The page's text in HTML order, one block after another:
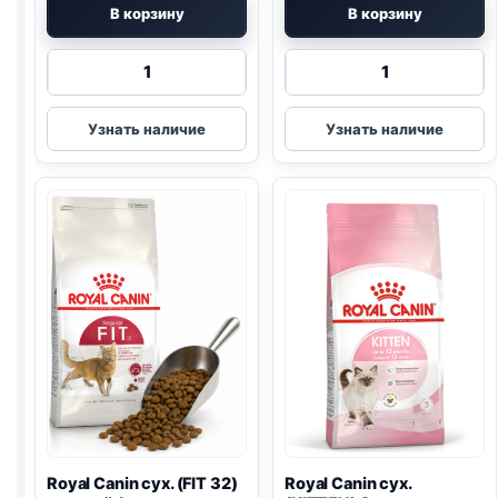
В корзину
Количество
Royal
Canin
Vet
HYPOALLERGENIC
Узнать наличие
В корзину
Количество
Royal
Canin
сух.
BABYCAT)
2кг
Узнать наличие
Royal Canin сух. (FIT 32)
Royal Canin сух.